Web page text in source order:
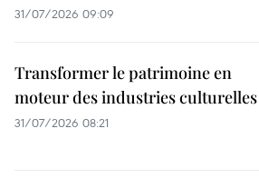
31/07/2026 09:09
Transformer le patrimoine en
moteur des industries culturelles
31/07/2026 08:21